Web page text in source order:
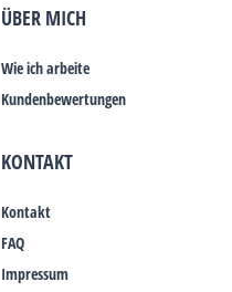
ÜBER MICH
Wie ich arbeite
Kundenbewertungen
KONTAKT
Kontakt
FAQ
Impressum